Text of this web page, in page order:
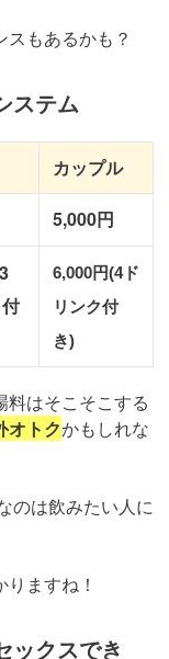
もあるかも？
ステム
カップル
5,000円
6,000円(4ド
リンク付
き)
料はそこそこする
オトクかもしれな
のは飲みたい人に
ますね！
ックスでき